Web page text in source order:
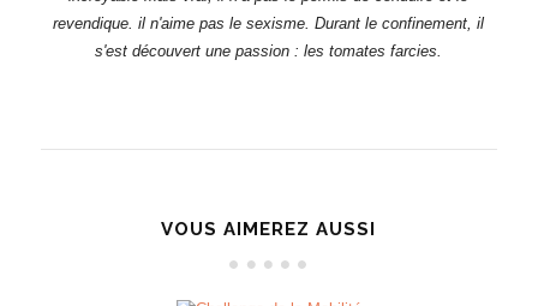
revendique. il n'aime pas le sexisme. Durant le confinement, il
s'est découvert une passion : les tomates farcies.
VOUS AIMEREZ AUSSI